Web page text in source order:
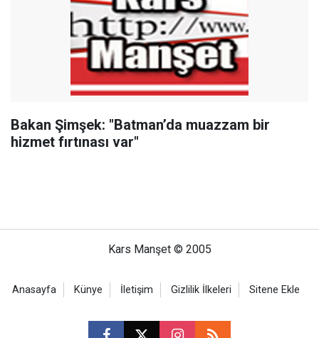
Bakan Şimşek: "Batman’da muazzam bir
hizmet fırtınası var"
Kars Manşet © 2005
Anasayfa Künye İletişim Gizlilik İlkeleri Sitene Ekle